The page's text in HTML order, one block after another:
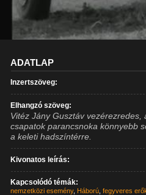
ADATLAP
Inzertszöveg:
Elhangzó szöveg:
Vitéz Jány Gusztáv
csapatok parancsnoka könnyebb
a keleti hadszíntérre.
Kivonatos leírás:
Kapcsolódó témák:
nemzetközi esemény, Háború ,fegyveres